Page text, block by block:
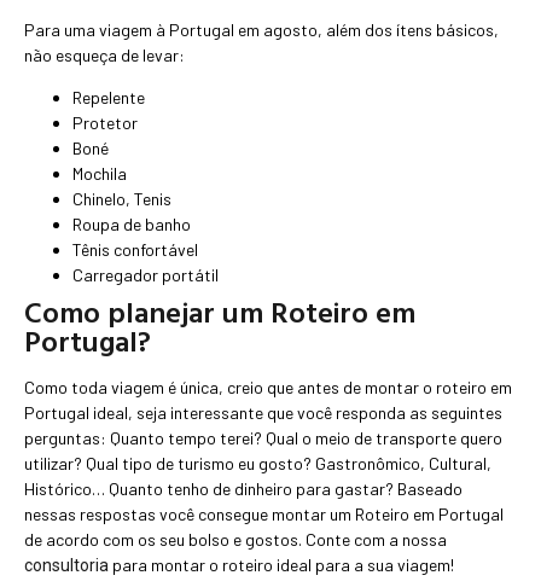
Para uma viagem à Portugal em agosto, além dos ítens básicos,
não esqueça de levar:
Repelente
Protetor
Boné
Mochila
Chinelo, Tenis
Roupa de banho
Tênis confortável
Carregador portátil
Como planejar um Roteiro em
Portugal?
Como toda viagem é única, creio que antes de montar o roteiro em
Portugal ideal, seja interessante que você responda as seguintes
perguntas: Quanto tempo terei? Qual o meio de transporte quero
utilizar? Qual tipo de turismo eu gosto? Gastronômico, Cultural,
Histórico… Quanto tenho de dinheiro para gastar? Baseado
nessas respostas você consegue montar um Roteiro em Portugal
de acordo com os seu bolso e gostos. Conte com a nossa
consultoria para montar o roteiro ideal para a sua viagem!